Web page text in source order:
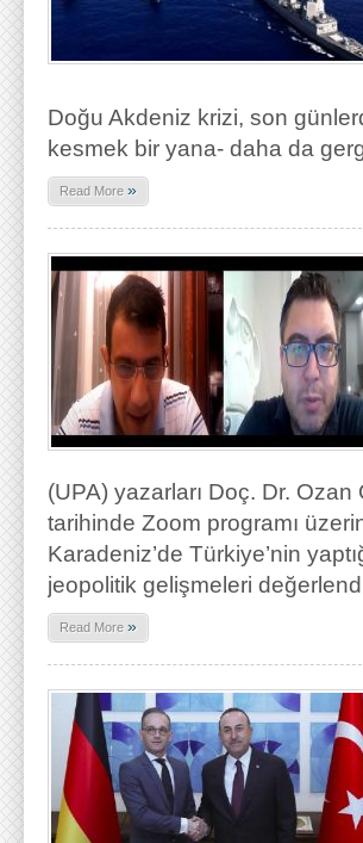
Doğu Akdeniz krizi, son
kesmek bir yana- daha da
Read More »
(UPA) yazarları Doç. Dr.
tarihinde Zoom programı
Karadeniz’de Türkiye’nin
jeopolitik gelişmeleri
Read More »